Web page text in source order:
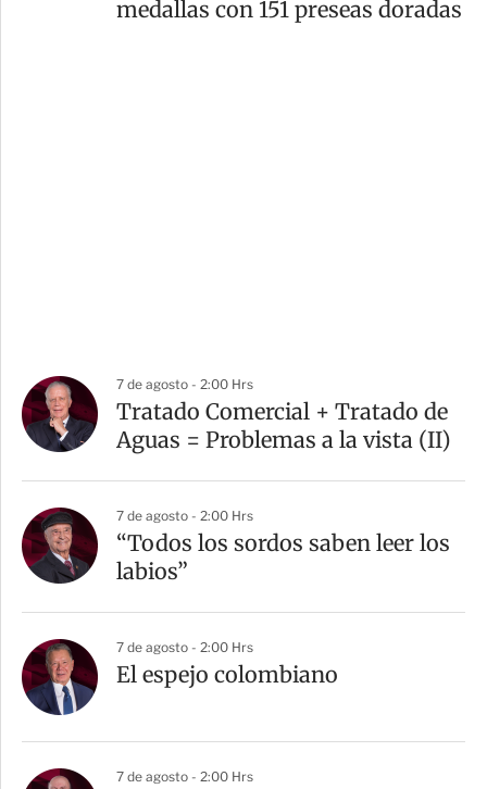
medallas con 151 preseas doradas
7 de agosto - 2:00 Hrs
Tratado Comercial + Tratado de
Aguas = Problemas a la vista (II)
7 de agosto - 2:00 Hrs
“Todos los sordos saben leer los
labios”
7 de agosto - 2:00 Hrs
El espejo colombiano
7 de agosto - 2:00 Hrs